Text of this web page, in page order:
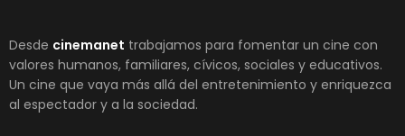
Desde cinemanet trabajamos para fomentar un cine con
valores humanos, familiares, cívicos, sociales y educativos.
Un cine que vaya más allá del entretenimiento y enriquezca
al espectador y a la sociedad.